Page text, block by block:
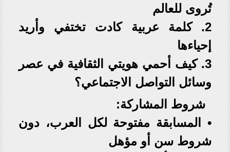
تُروى للعالم
2. كلمة عربية كادت تختفي وأريد
إحياءها
3. كيف أحمي هويتي الثقافية في عصر
وسائل التواصل الاجتماعي؟
شروط المشاركة:
• المسابقة مفتوحة لكل العرب، دون
شروط سن أو مؤهل